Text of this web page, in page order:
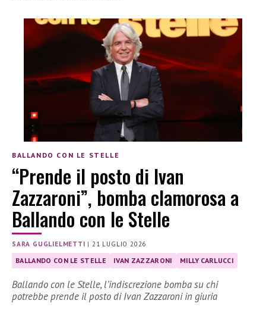
BALLANDO CON LE STELLE
“Prende il posto di Ivan
Zazzaroni”, bomba clamorosa a
Ballando con le Stelle
SARA GUGLIELMETTI |21 LUGLIO 2026
BALLANDO CON LE STELLE IVAN ZAZZARONI MILLY CARLUCCI
Ballando con le Stelle, l’indiscrezione bomba su chi
potrebbe prende il posto di Ivan Zazzaroni in giuria